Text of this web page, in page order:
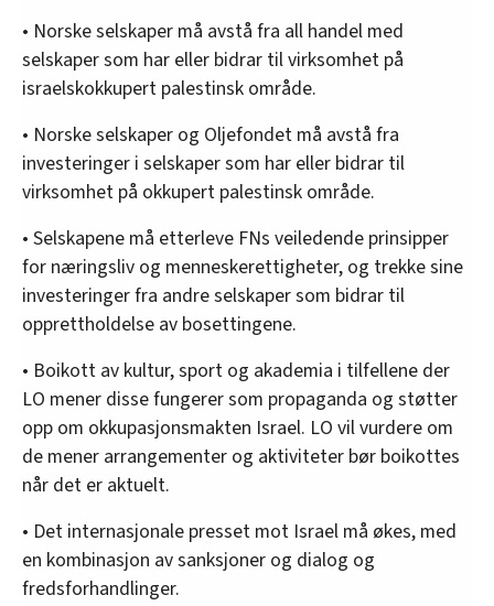
• Norske selskaper må avstå fra all handel med
selskaper som har eller bidrar til virksomhet på
israelskokkupert palestinsk område.
• Norske selskaper og Oljefondet må avstå fra
investeringer i selskaper som har eller bidrar til
virksomhet på okkupert palestinsk område.
• Selskapene må etterleve FNs veiledende prinsipper
for næringsliv og menneskerettigheter, og trekke sine
investeringer fra andre selskaper som bidrar til
opprettholdelse av bosettingene.
• Boikott av kultur, sport og akademia i tilfellene der
LO mener disse fungerer som propaganda og støtter
opp om okkupasjonsmakten Israel. LO vil vurdere om
de mener arrangementer og aktiviteter bør boikottes
når det er aktuelt.
• Det internasjonale presset mot Israel må økes, med
en kombinasjon av sanksjoner og dialog og
fredsforhandlinger.